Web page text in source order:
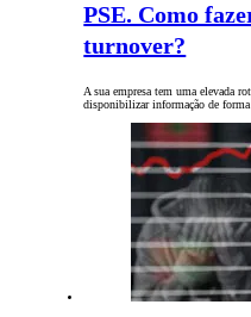
PSE. Como
turnover?
A sua empresa tem uma elevada
disponibilizar informação de